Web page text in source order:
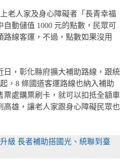
老人家及身心障礙者「長青幸福
動儲值 1000 元的點數，民眾可
線客運，不過，點數如果沒用
日，彰化縣府擴大補助路線，跟統
，8 條國道客運路線也納入補助
票處購票刷卡，就可以扣抵全額車
雄，讓老人家跟身心障礙民眾也
級 長者補助搭國光、統聯到臺